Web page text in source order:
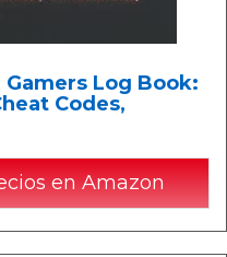
Gamers Log Book:
Codes,
en Amazon